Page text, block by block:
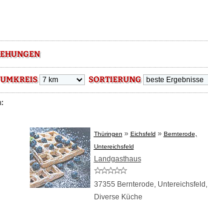
UMKREIS SORTIERUNG
Thüringen » Eichsfeld » Bernterode,
Untereichsfeld
Landgasthaus
37355 Bernterode, Untereichsfeld,
Diverse Küche